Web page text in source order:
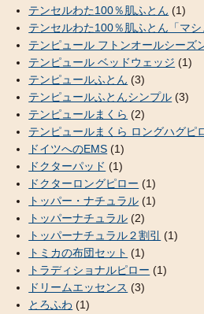
テンセルわた100％肌ふとん (1)
テンセルわた100％肌ふとん「マシ
テンピュール フトンオールシーズ
テンピュール ベッドウェッジ (1)
テンピュールふとん (3)
テンピュールふとんシンプル (3)
テンピュールまくら (2)
テンピュールまくら ロングハグピ
ドイツへのEMS (1)
ドクターパッド (1)
ドクターロングピロー (1)
トッパー・ナチュラル (1)
トッパーナチュラル (2)
トッパーナチュラル２割引
(1)
トミカの布団セット (1)
トラディショナルピロー (1)
ドリームエッセンス (3)
とろふわ (1)